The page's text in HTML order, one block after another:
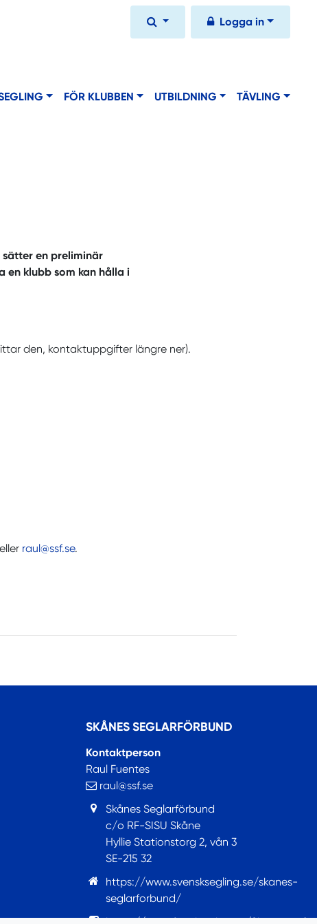
Logga in
FÖR KLUBBEN UTBILDNING TÄVLING
sätter en preliminär
en klubb som kan hålla i
den, kontaktuppgifter längre ner).
raul@ssf.se.
SKÅNES SEGLARFÖRBUND
Kontaktperson
Raul Fuentes
raul@ssf.se
Skånes Seglarförbund
c/o RF-SISU Skåne
Hyllie Stationstorg 2, vån 3
SE-215 32
https://www.svensksegling.se/skanes-
seglarforbund/